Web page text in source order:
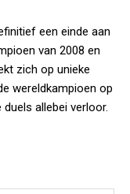
een einde aan
van 2008 en
zich op unieke
wereldkampioen op
allebei verloor.